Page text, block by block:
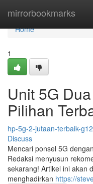
mirrorbookmarks
Home
Home
1
Unit 5G
Pilihan
hp-5g-2-jutaan-terbaik-
Discuss
Mencari ponsel 5G
Redaksi menyusun
sekarang! Artikel ini akan
menghadirkan https://